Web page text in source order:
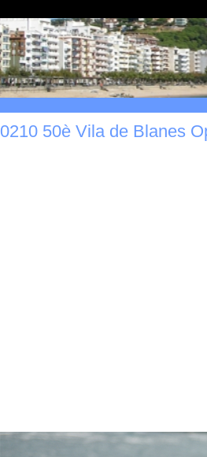
0210 50è Vila de Blanes